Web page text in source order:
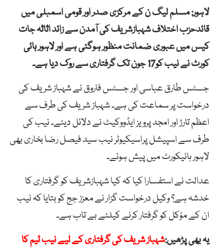
لاہور: مسلم لیگ ن کے مرکزی صدر اور قومی اسمبلی میں
قائدحزب اختلاف شہبازشریف کی آمدن سے زائد اثاثہ جات
کیس میں عبوری ضمانت منظور ہوگئی ہے اور لاہور ہائی
کورٹ نے نیب کو17 جون تک گرفتاری سے روک دیا ہے۔
جسٹس طارق عباسی اور جسٹس فاروق نے شہباز شریف کی
درخواست پر سماعت کی ہے۔ شہباز شریف کی طرف سے
اعظم تارڑ اور امجد پرویز ایڈووکیٹ نے دلائل دیئے۔ نیب کی
طرف سے اسپیشل پراسیکیوٹر نیب سید فیصل رضا بخاری بھی
لاہور ہائیکورٹ میں پیش ہوئے۔
عدالت نے استفسارا کیا کہ کیا شہبازشریف کو گرفتاری کا
خدشہ ہے؟ وکیل درخواست گزار نے معزز جج کو بتایا کہ نیب
ان کے مؤکل کو گرفتار کرنے کیلئے بے تاب ہے۔
یہ بھی پڑھیں:شہباز شریف کی گرفتاری کے لیے نیب ٹیم کا